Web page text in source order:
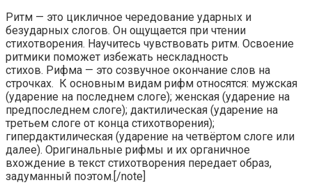
Ритм — это цикличное чередование ударных и
безударных слогов. Он ощущается при чтении
стихотворения. Научитесь чувствовать ритм. Освоение
ритмики поможет избежать нескладность
стихов. Рифма — это созвучное окончание слов на
строчках. К основным видам рифм относятся: мужская
(ударение на последнем слоге); женская (ударение на
предпоследнем слоге); дактилическая (ударение на
третьем слоге от конца стихотворения);
гипердактилическая (ударение на четвёртом слоге или
далее). Оригинальные рифмы и их органичное
вхождение в текст стихотворения передает образ,
задуманный поэтом.[/note]